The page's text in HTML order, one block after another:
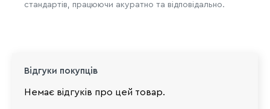
стандартів, працюючи акуратно та відповідально.
Відгуки покупців
Немає відгуків про цей товар.